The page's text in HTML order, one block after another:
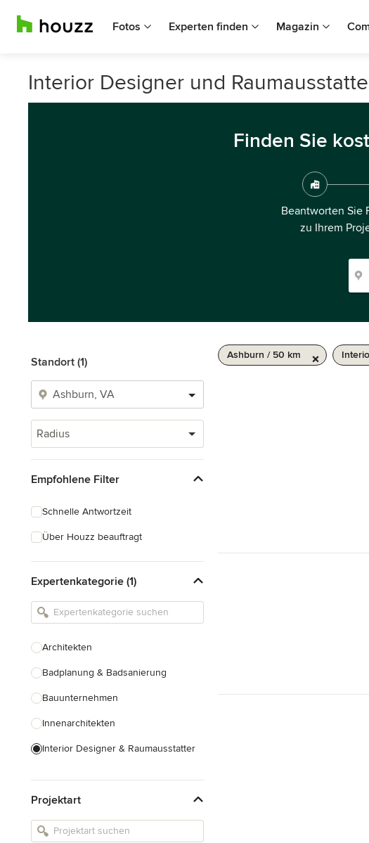
Fotos Experten finden Magazin
Interior Designer und
Finden Sie
Beantworten Sie
zu Ihrem
Standort (1)
Radius
Empfohlene Filter
Schnelle Antwortzeit
Über Houzz beauftragt
Expertenkategorie (1)
Architekten
Badplanung & Badsanierung
Bauunternehmen
Innenarchitekten
Interior Designer & Raumausstatter
Landschaftsarchitekten
Armaturen & Sanitärbedarf
Projektart
Ashburn / 50 km